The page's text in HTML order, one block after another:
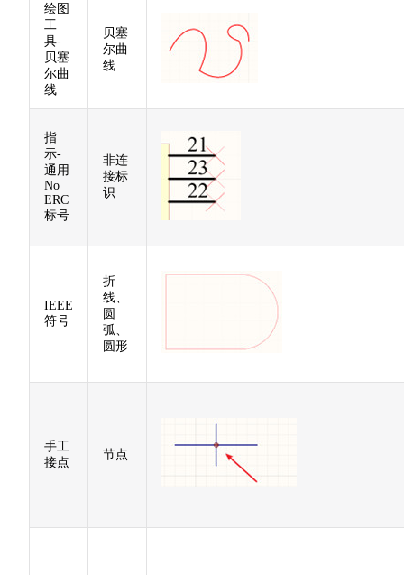
绘图
工
具-
贝塞
尔曲
线
贝塞
尔曲
线
指
示-
通用
No
ERC
标号
非连
接标
识
IEEE
符号
折
线、
圆
弧、
圆形
手工
接点
节点